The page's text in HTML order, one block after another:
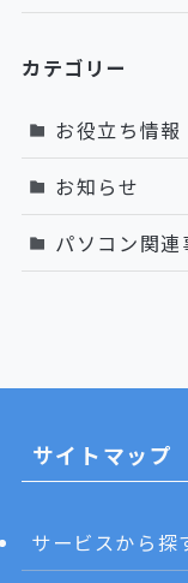
カテゴリー
お役立ち情報
お知らせ
パソコン関連
サイトマップ
サービスから探